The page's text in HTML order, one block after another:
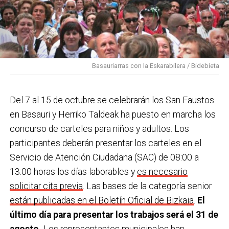
Basauriarras con la Eskarabilera / Bidebieta
Del 7 al 15 de octubre se celebrarán los San Faustos
en Basauri y Herriko Taldeak ha puesto en marcha los
concurso de carteles para niños y adultos. Los
participantes deberán presentar los carteles en el
Servicio de Atención Ciudadana (SAC) de 08:00 a
13:00 horas los días laborables y es necesario
solicitar cita previa. Las bases de la categoría senior
están publicadas en el Boletín Oficial de Bizkaia. El
último día para presentar los trabajos será el 31 de